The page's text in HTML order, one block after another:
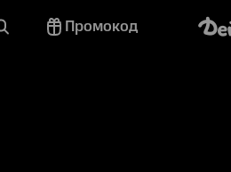
Промокод